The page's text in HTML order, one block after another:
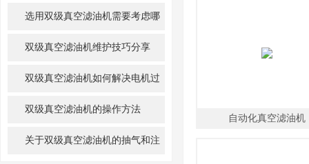
选用双级真空滤油机需要考虑哪
些问题？
双级真空滤油机维护技巧分享
双级真空滤油机如何解决电机过
载故障？
双级真空滤油机的操作方法
关于双级真空滤油机的抽气和注
自动化真空滤油机